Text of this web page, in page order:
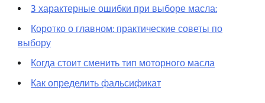
3 характерные ошибки при выборе масла:
Коротко о главном: практические советы по
выбору
Когда стоит сменить тип моторного масла
Как определить фальсификат